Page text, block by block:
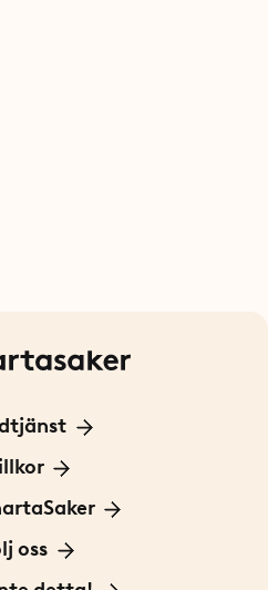
oss
Företag
leverans
oss
historia
oss
tips